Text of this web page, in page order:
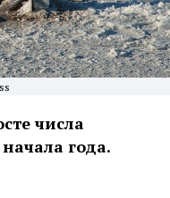
числа
года.